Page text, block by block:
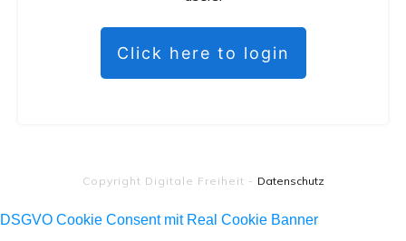
Click here to login
Copyright Digitale Freiheit - Datenschutz
DSGVO Cookie Consent mit Real Cookie Banner